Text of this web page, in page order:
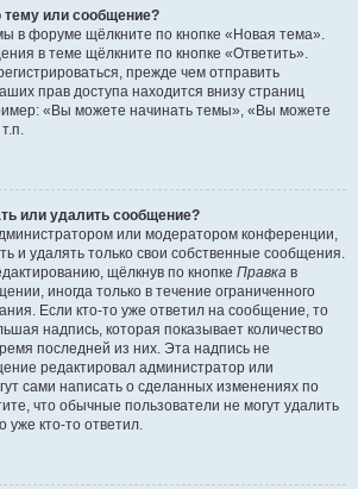
тему или сообщение?
в форуме щёлкните по кнопке «Новая тема».
в теме щёлкните по кнопке «Ответить».
прежде чем отправить
прав доступа находится внизу страниц
«Вы можете начинать темы», «Вы можете
или удалить сообщение?
или модератором конференции,
и удалять только свои собственные сообщения.
щёлкнув по кнопке Правка в
иногда только в течение ограниченного
Если кто-то уже ответил на сообщение, то
надпись, которая показывает количество
последней из них. Эта надпись не
редактировал администратор или
сами написать о сделанных изменениях по
что обычные пользователи не могут удалить
уже кто-то ответил.